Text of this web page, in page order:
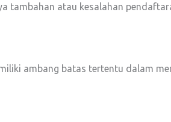
tambahan atau kesalahan
ambang batas tertentu dalam